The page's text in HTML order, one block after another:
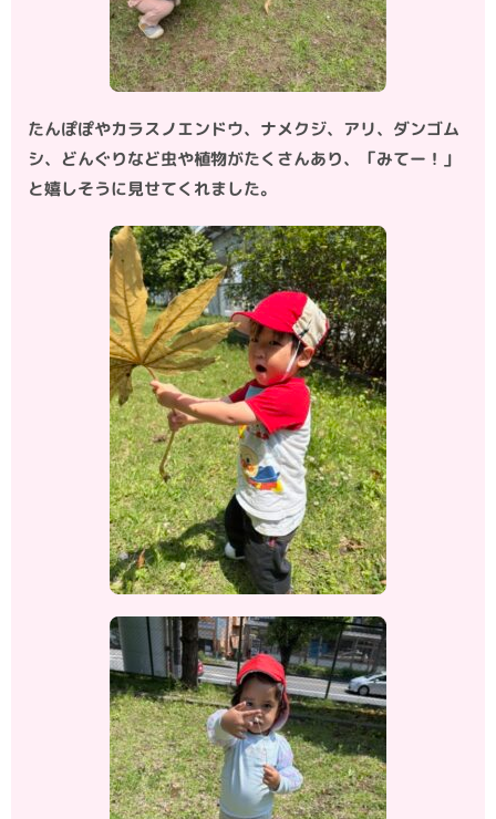
たんぽぽやカラスノエンドウ、ナメクジ、アリ、ダンゴム
シ、どんぐりなど虫や植物がたくさんあり、「みてー！」
と嬉しそうに見せてくれました。